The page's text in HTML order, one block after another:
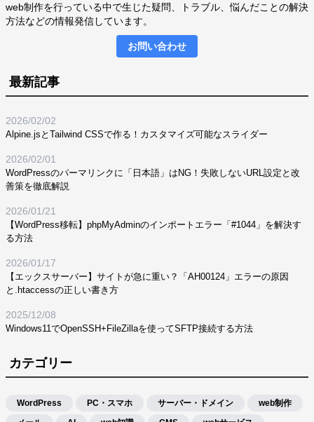
web制作を行っている中で生じた疑問、トラブル、悩んだことの解決
方法などの情報発信しています。
お問い合わせ
最新記事
2026/02/02
Alpine.jsとTailwind CSSで作る！カスタマイズ可能なスライダー
2026/02/01
WordPressのパーマリンクに「日本語」はNG！失敗しないURL設定と改
善策を徹底解説
2026/01/21
【WordPress移転】phpMyAdminのインポートエラー「#1044」を解決す
る方法
2026/01/17
【エックスサーバー】サイトが急に重い？「AH00124」エラーの原因
と.htaccessの正しい書き方
2025/12/08
Windows11でOpenSSH+FileZillaを使ってSFTP接続する方法
カテゴリー
WordPress PC・スマホ サーバー・ドメイン
web制作